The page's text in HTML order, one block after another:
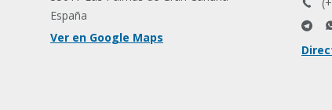
España
Ver en Google Maps